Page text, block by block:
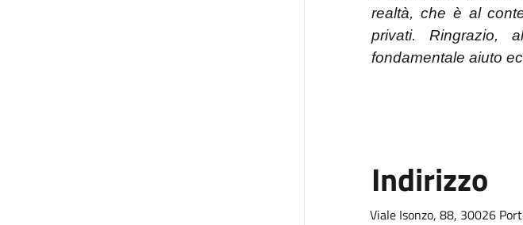
realtà, che è al
privati. Ringrazio,
fondamentale aiuto
Indirizzo
Viale Isonzo, 88, 30026